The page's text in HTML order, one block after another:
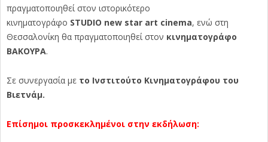
πραγματοποιηθεί στον ιστορικότερο
κινηματογράφο STUDIO new star art cinema, ενώ στη
Θεσσαλονίκη θα πραγματοποιηθεί στον κινηματογράφο
ΒΑΚΟΥΡΑ.
Σε συνεργασία με το Ινστιτούτο Κινηματογράφου του
Βιετνάμ.
Επίσημοι προσκεκλημένοι στην εκδήλωση: